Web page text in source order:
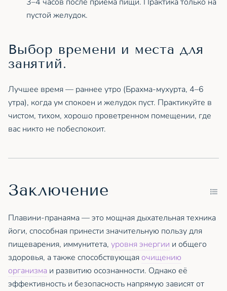
пустой желудок.
Выбор времени и места для
занятий.
Лучшее время — раннее утро (Брахма-мухурта, 4–6
утра), когда ум спокоен и желудок пуст. Практикуйте в
чистом, тихом, хорошо проветренном помещении, где
вас никто не побеспокоит.
Заключение
Плавини-пранаяма — это мощная дыхательная техника
йоги, способная принести значительную пользу для
пищеварения, иммунитета, уровня энергии и общего
здоровья, а также способствующая очищению
организма и развитию осознанности. Однако её
эффективность и безопасность напрямую зависят от